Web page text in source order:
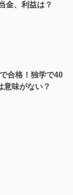
金、利益は？
合格！独学で40
意味がない？